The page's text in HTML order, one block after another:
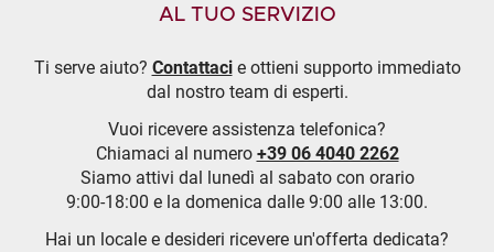
AL TUO SERVIZIO
Ti serve aiuto? Contattacie ottieni supporto immediato
dal nostro team di esperti.
Vuoi ricevere assistenza telefonica?
Chiamaci al numero +39 06 4040 2262
Siamo attivi dal lunedì al sabato con orario
9:00-18:00 e la domenica dalle 9:00 alle 13:00.
Hai un locale e desideri ricevere un'offerta dedicata?